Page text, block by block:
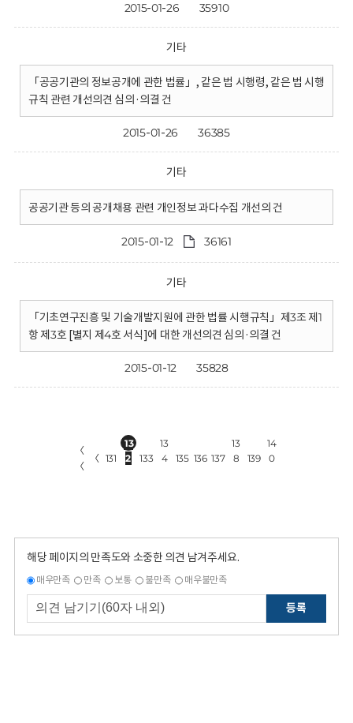
2015-01-26 35910
기타
「공공기관의 정보공개에 관한 법률」, 같은 법 시행령, 같은 법 시행
규칙 관련 개선의견 심의·의결 건
2015-01-26 36385
기타
공공기관 등의 공개채용 관련 개인정보 과다수집 개선의 건
2015-01-12 36161
기타
「기초연구진흥 및 기술개발지원에 관한 법률 시행규칙」제3조 제1
항 제3호 [별지 제4호 서식]에 대한 개선의견 심의·의결 건
2015-01-12 35828
〈
〈
〈 131
13
2
133
13
4
135 136 137
13
8
139
14
0
해당 페이지의 만족도와 소중한 의견 남겨주세요.
매우만족 만족 보통 불만족 매우불만족
등록